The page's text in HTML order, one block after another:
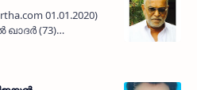
01.01.2020)
(73)
രാവിലെ
ആശുപത്രിയില്‍